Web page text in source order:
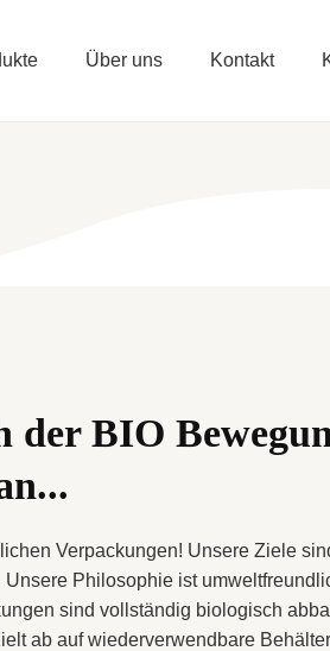
Über uns Kontakt
der BIO
Verpackungen! Unsere Ziele
Philosophie ist
sind vollständig biologisch
ab auf wiederverwendbare